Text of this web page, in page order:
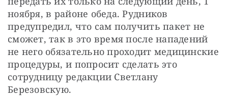
ноября, в районе обеда. Рудников
предупредил, что сам получить пакет не
сможет, так в это время после нападений
не него обязательно проходит медицинские
процедуры, и попросит сделать это
сотрудницу редакции Светлану
Березовскую.